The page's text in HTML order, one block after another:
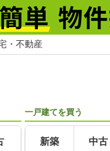
・不動産
一戸建てを買う
新築 中古